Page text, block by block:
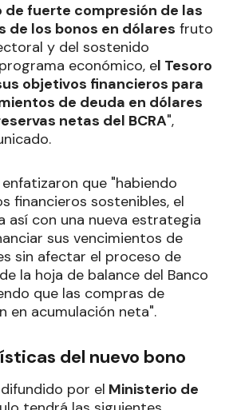
de fuerte compresión de las
de los bonos en dólares fruto
y del sostenido
económico, el Tesoro
objetivos financieros para
de deuda en dólares
netas del BCRA",
que "habiendo
financieros sostenibles, el
así con una nueva estrategia
sus vencimientos de
sin afectar el proceso de
la hoja de balance del Banco
que las compras de
en acumulación neta".
del nuevo bono
por el Ministerio de